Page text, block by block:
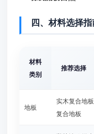
四、材料选择
材料
类别
推荐选择
地板
实木复合地
复合地板